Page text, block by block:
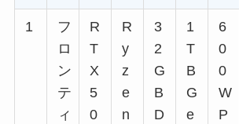
1
フ
ロ
ン
テ
ィ
R
T
X
5
0
R
y
z
e
n
3
2
G
B
D
1
T
B
G
e
6
0
0
W
P